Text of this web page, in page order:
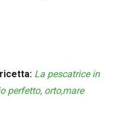
La pescatrice in
perfetto, orto,mare